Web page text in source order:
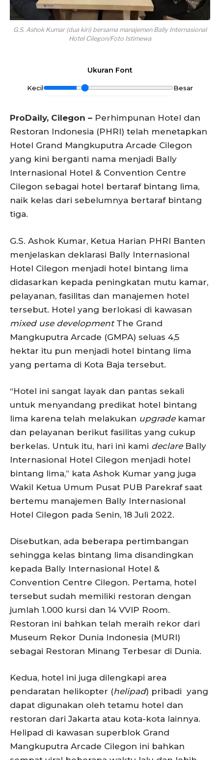
G.S. Ashok Kumar (dua kiri) bersama manajemen Bally Internasional
Hotel Cilegon/Foto Istimewa
Ukuran Font
Kecil Besar
ProDaily, Cilegon – Perhimpunan Hotel dan
Restoran Indonesia (PHRI) telah menetapkan
Hotel Grand Mangkuputra Arcade Cilegon
yang kini berganti nama menjadi Bally
Internasional Hotel & Convention Centre
Cilegon sebagai hotel bertaraf bintang lima,
naik kelas dari sebelumnya bertaraf bintang
tiga.
G.S. Ashok Kumar, Ketua Harian PHRI Banten
menjelaskan deklarasi Bally Internasional
Hotel Cilegon menjadi hotel bintang lima
didasarkan kepada peningkatan mutu kamar,
pelayanan, fasilitas dan manajemen hotel
tersebut. Hotel yang berlokasi di kawasan
mixed use developmentThe Grand
Mangkuputra Arcade (GMPA) seluas 4,5
hektar itu pun menjadi hotel bintang lima
yang pertama di Kota Baja tersebut.
“Hotel ini sangat layak dan pantas sekali
untuk menyandang predikat hotel bintang
lima karena telah melakukan upgradekamar
dan pelayanan berikut fasilitas yang cukup
berkelas. Untuk itu, hari ini kami declareBally
Internasional Hotel Cilegon menjadi hotel
bintang lima,” kata Ashok Kumar yang juga
Wakil Ketua Umum Pusat PUB Parekraf saat
bertemu manajemen Bally Internasional
Hotel Cilegon pada Senin, 18 Juli 2022.
Disebutkan, ada beberapa pertimbangan
sehingga kelas bintang lima disandingkan
kepada Bally Internasional Hotel &
Convention Centre Cilegon. Pertama, hotel
tersebut sudah memiliki restoran dengan
jumlah 1.000 kursi dan 14 VVIP Room.
Restoran ini bahkan telah meraih rekor dari
Museum Rekor Dunia Indonesia (MURI)
sebagai Restoran Minang Terbesar di Dunia.
Kedua, hotel ini juga dilengkapi area
pendaratan helikopter (helipad) pribadi yang
dapat digunakan oleh tetamu hotel dan
restoran dari Jakarta atau kota-kota lainnya.
Helipad di kawasan superblok Grand
Mangkuputra Arcade Cilegon ini bahkan